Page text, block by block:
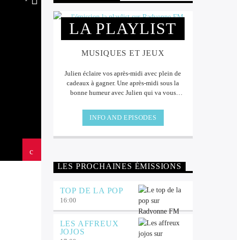
LA PLAYLIST
MUSIQUES ET JEUX
Julien éclaire vos après-midi avec plein de
cadeaux à gagner. Une après-midi sous la
bonne humeur avec Julien qui va vous
vous allez apprécier. Sans oublier les
cadeaux à gagner à l'antenne.
INFO AND EPISODES
LES PROCHAINES ÉMISSIONS
TOP DE LA POP
16:00
LES AFFREUX
JOJOS